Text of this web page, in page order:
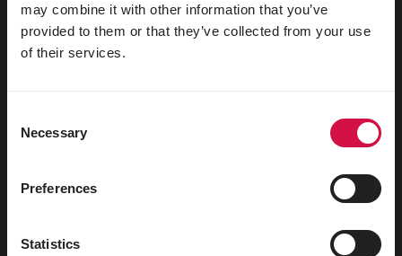
may combine it with other information that you’ve
provided to them or that they’ve collected from your use
of their services.
Selection
Necessary
Preferences
Statistics
Für Ihr Tier
Stelzenläufer & Laufvögel
Rassetauben